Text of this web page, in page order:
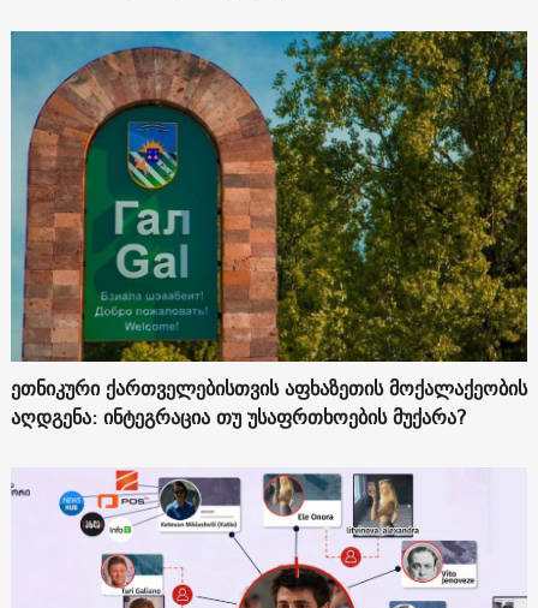
ეთნიკური ქართველებისთვის აფხაზეთის მოქალაქეობის
აღდგენა: ინტეგრაცია თუ უსაფრთხოების მუქარა?